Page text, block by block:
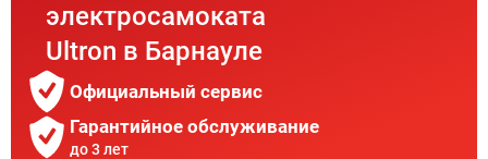
электросамоката
Ultron в Барнауле
Официальный сервис
Гарантийное обслуживание
до 3 лет